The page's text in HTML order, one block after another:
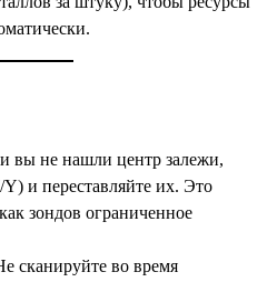
вы не нашли центр залежи,
и переставляйте их. Это
зондов ограниченное
сканируйте во время